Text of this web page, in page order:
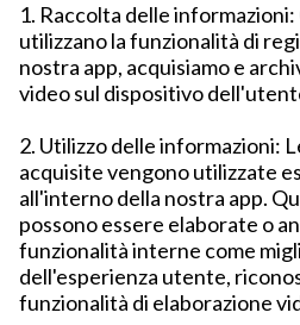
1. Raccolta delle
utilizzano la funzionalità di
nostra app, acquisiamo e
video sul dispositivo
2. Utilizzo delle informazioni:
acquisite vengono utilizzate
all'interno della nostra app.
possono essere elaborate o
funzionalità interne come
dell'esperienza utente,
funzionalità di elaborazione